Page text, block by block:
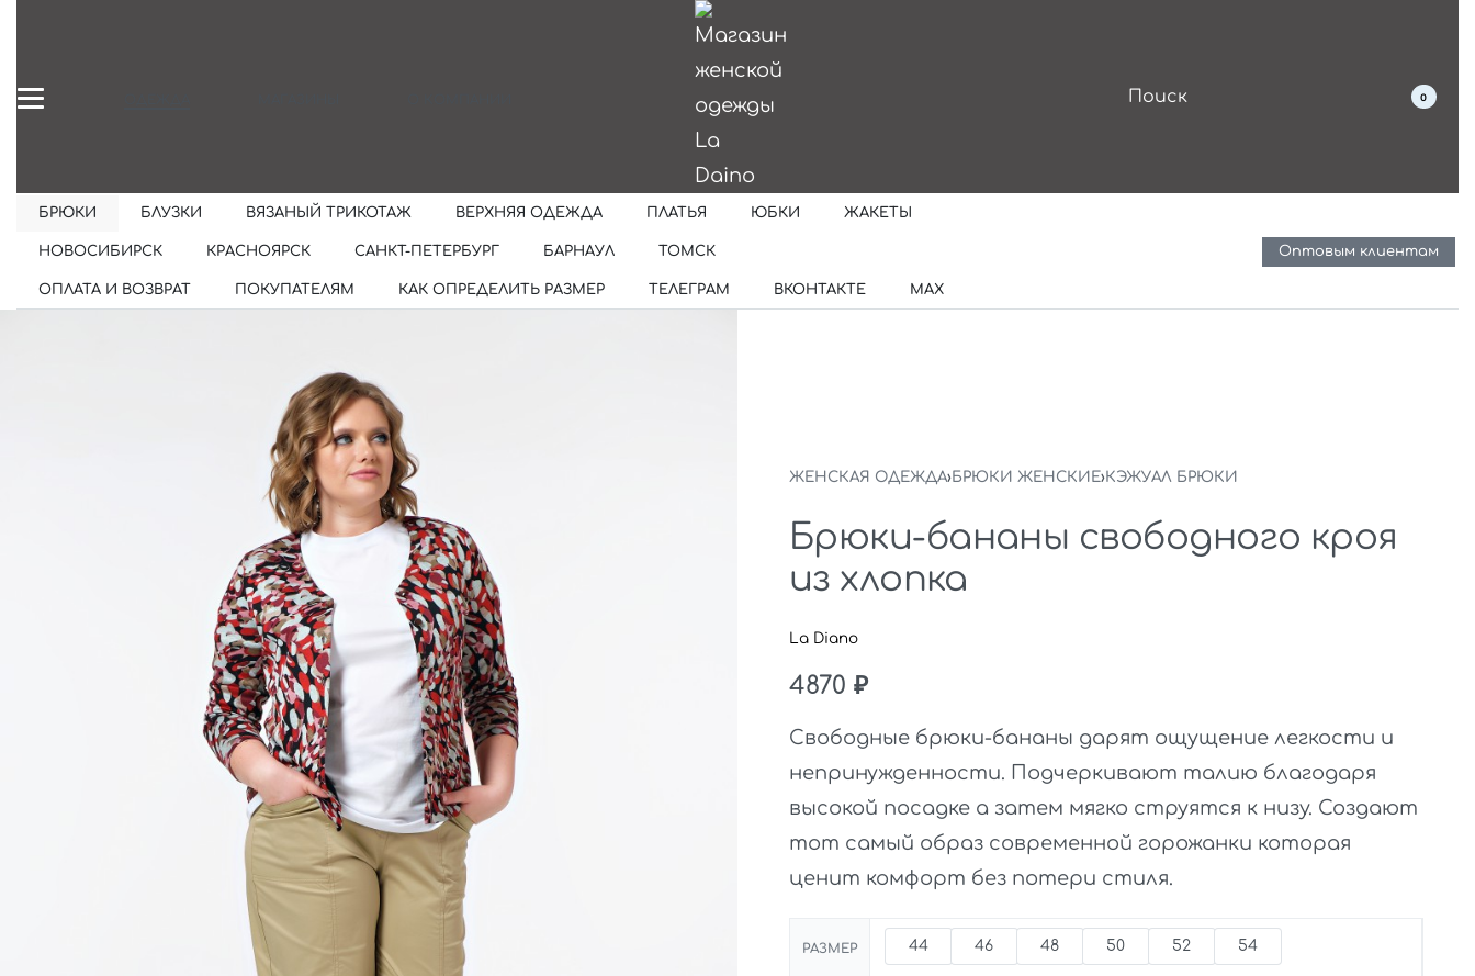
0
БРЮКИ БЛУЗКИ ВЯЗАНЫЙ ТРИКОТАЖ ВЕРХНЯЯ ОДЕЖДА ПЛАТЬЯ ЮБКИ ЖАКЕТЫ
НОВОСИБИРСК КРАСНОЯРСК САНКТ-ПЕТЕРБУРГ БАРНАУЛ ТОМСК
ОПЛАТА И ВОЗВРАТ ПОКУПАТЕЛЯМ КАК ОПРЕДЕЛИТЬ РАЗМЕР ТЕЛЕГРАМ ВКОНТАКТЕ MAX
Оптовым клиентам
ЖЕНСКАЯ ОДЕЖДА›БРЮКИ ЖЕНСКИЕ›КЭЖУАЛ БРЮКИ
Брюки-бананы свободного кроя
из хлопка
La Diano
4870 ₽
Свободные брюки-бананы дарят ощущение легкости и
непринужденности. Подчеркивают талию благодаря
высокой посадке а затем мягко струятся к низу. Создают
тот самый образ современной горожанки которая
ценит комфорт без потери стиля.
РАЗМЕР 44 46 48 50 52 54